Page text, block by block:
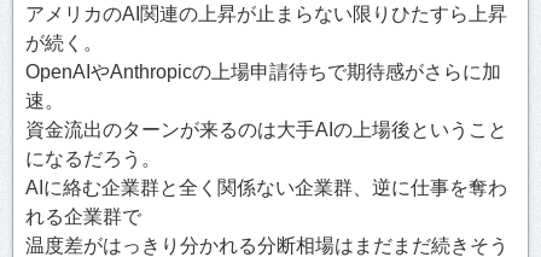
アメリカのAI関連の上昇が止まらない限りひたすら上昇
が続く。
OpenAIやAnthropicの上場申請待ちで期待感がさらに加
速。
資金流出のターンが来るのは大手AIの上場後ということ
になるだろう。
AIに絡む企業群と全く関係ない企業群、逆に仕事を奪わ
れる企業群で
温度差がはっきり分かれる分断相場はまだまだ続きそう